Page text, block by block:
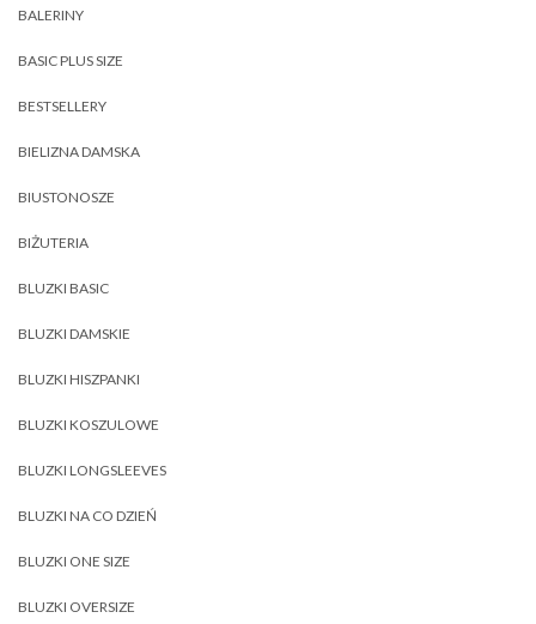
BALERINY
BASIC PLUS SIZE
BESTSELLERY
BIELIZNA DAMSKA
BIUSTONOSZE
BIŻUTERIA
BLUZKI BASIC
BLUZKI DAMSKIE
BLUZKI HISZPANKI
BLUZKI KOSZULOWE
BLUZKI LONGSLEEVES
BLUZKI NA CO DZIEŃ
BLUZKI ONE SIZE
BLUZKI OVERSIZE